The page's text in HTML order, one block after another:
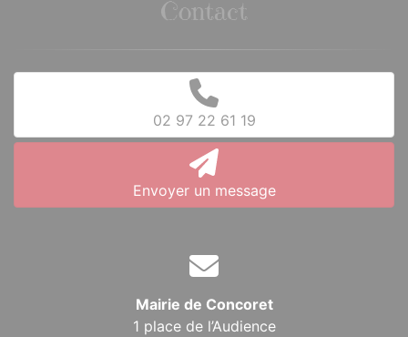
Contact
02 97 22 61 19
Envoyer un message
Mairie de Concoret
1 place de l’Audience